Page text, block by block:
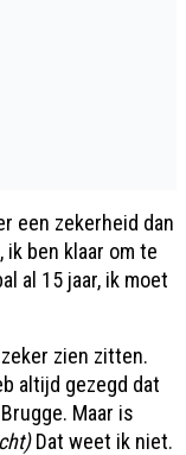
een zekerheid dan
ben klaar om te
al 15 jaar, ik moet
zien zitten.
altijd gezegd dat
Maar is
Dat weet ik niet.